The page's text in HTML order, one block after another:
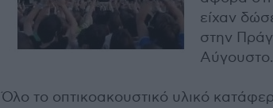
είχαν
στην
Αύγουστο.
Όλο το οπτικοακουστικό υλικό